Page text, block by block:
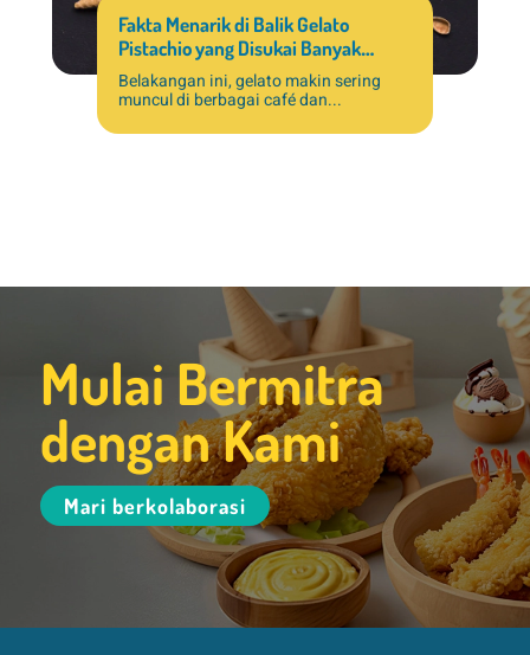
Fakta Menarik di Balik Gelato
Pistachio yang Disukai Banyak
Pelanggan
Belakangan ini, gelato makin sering
muncul di berbagai café dan...
Mulai Bermitra
dengan Kami
Mari berkolaborasi